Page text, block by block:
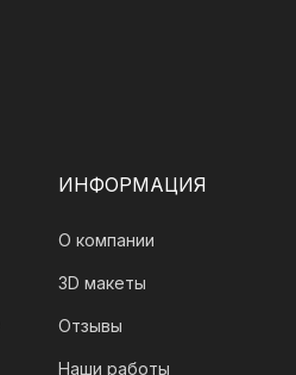
ИНФОРМАЦИЯ
О компании
3D макеты
Отзывы
Наши работы